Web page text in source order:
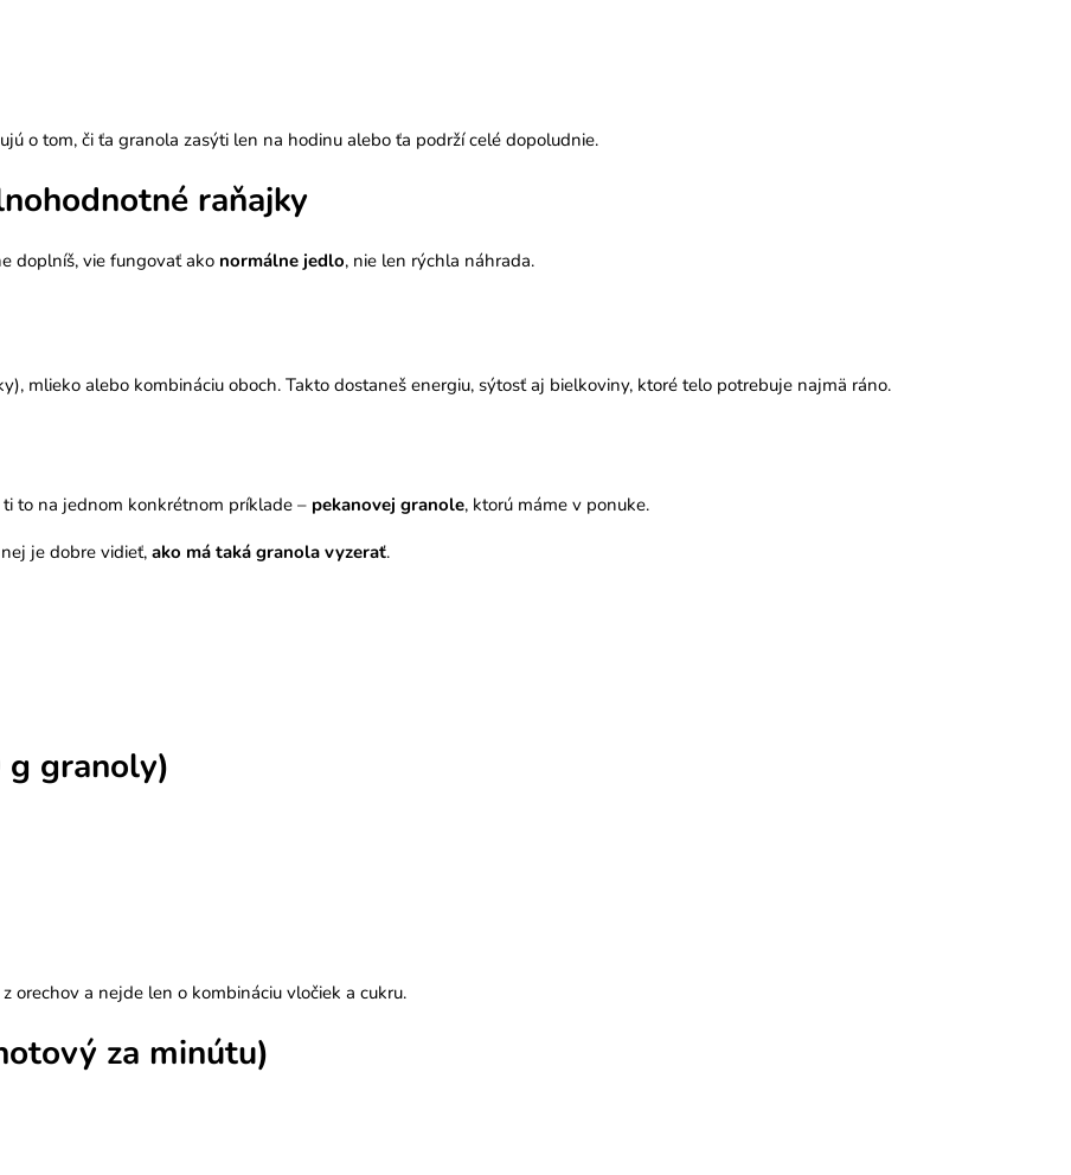
o tom, či ťa granola zasýti len na hodinu alebo ťa podrží celé dopoludnie.
raňajky
doplníš, vie fungovať ako normálne jedlo, nie len rýchla náhrada.
mlieko alebo kombináciu oboch. Takto dostaneš energiu, sýtosť aj bielkoviny, ktoré telo potrebuje najmä ráno.
to na jednom konkrétnom príklade – pekanovej granole, ktorú máme v ponuke.
je dobre vidieť, ako má taká granola vyzerať.
g granoly)
orechov a nejde len o kombináciu vločiek a cukru.
za minútu)